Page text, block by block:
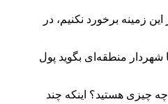
زمینه برخورد نکنیم، در
شهردار منطقه‌ای بگوید پول
چیزی هستید؟ اینکه چند